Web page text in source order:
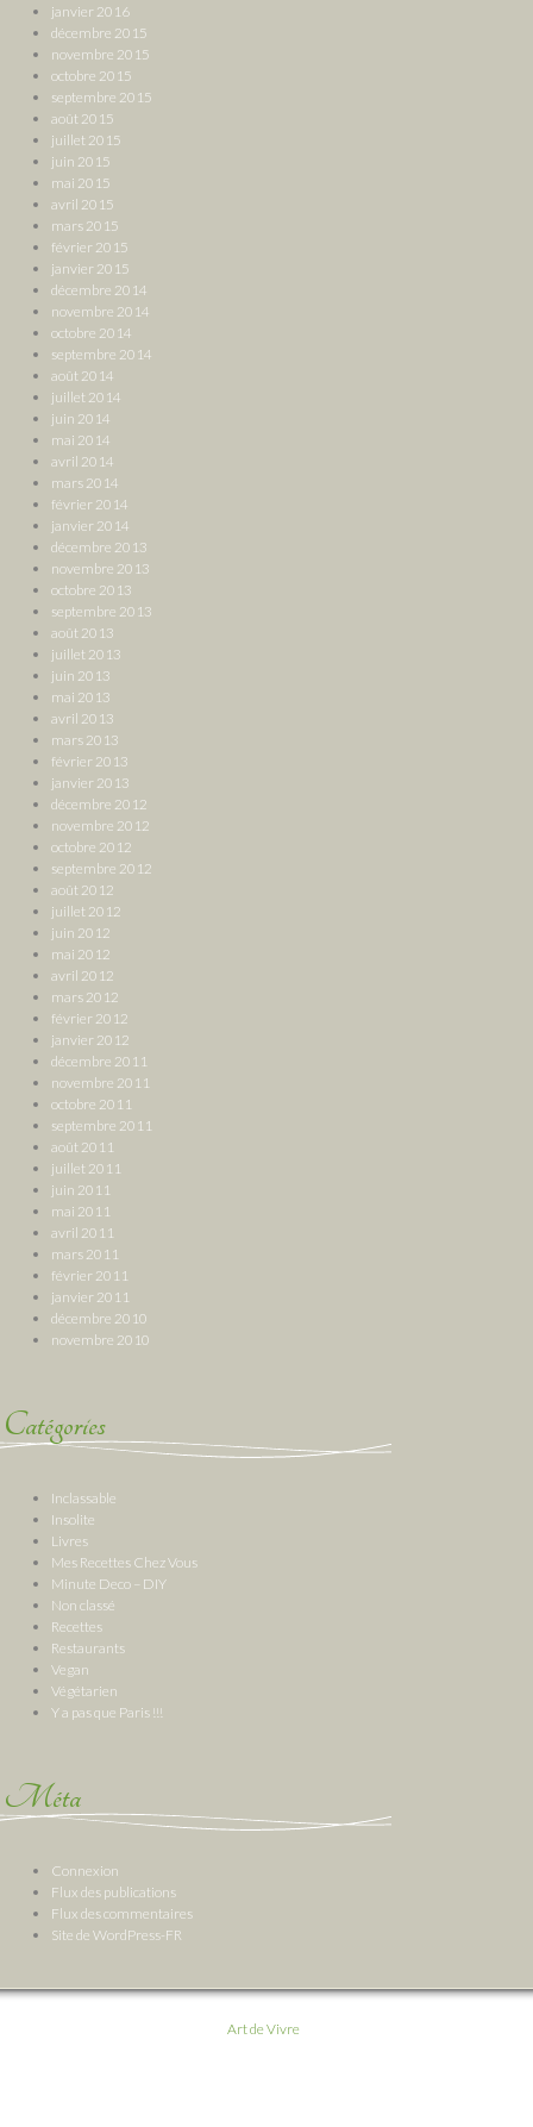
janvier 2016
décembre 2015
novembre 2015
octobre 2015
septembre 2015
août 2015
juillet 2015
juin 2015
mai 2015
avril 2015
mars 2015
février 2015
janvier 2015
décembre 2014
novembre 2014
octobre 2014
septembre 2014
août 2014
juillet 2014
juin 2014
mai 2014
avril 2014
mars 2014
février 2014
janvier 2014
décembre 2013
novembre 2013
octobre 2013
septembre 2013
août 2013
juillet 2013
juin 2013
mai 2013
avril 2013
mars 2013
février 2013
janvier 2013
décembre 2012
novembre 2012
octobre 2012
septembre 2012
août 2012
juillet 2012
juin 2012
mai 2012
avril 2012
mars 2012
février 2012
janvier 2012
décembre 2011
novembre 2011
octobre 2011
septembre 2011
août 2011
juillet 2011
juin 2011
mai 2011
avril 2011
mars 2011
février 2011
janvier 2011
décembre 2010
novembre 2010
Catégories
Inclassable
Insolite
Livres
Mes Recettes Chez Vous
Minute Deco – DIY
Non classé
Recettes
Restaurants
Vegan
Végétarien
Y a pas que Paris !!!
Méta
Connexion
Flux des publications
Flux des commentaires
Site de WordPress-FR
Art de Vivre